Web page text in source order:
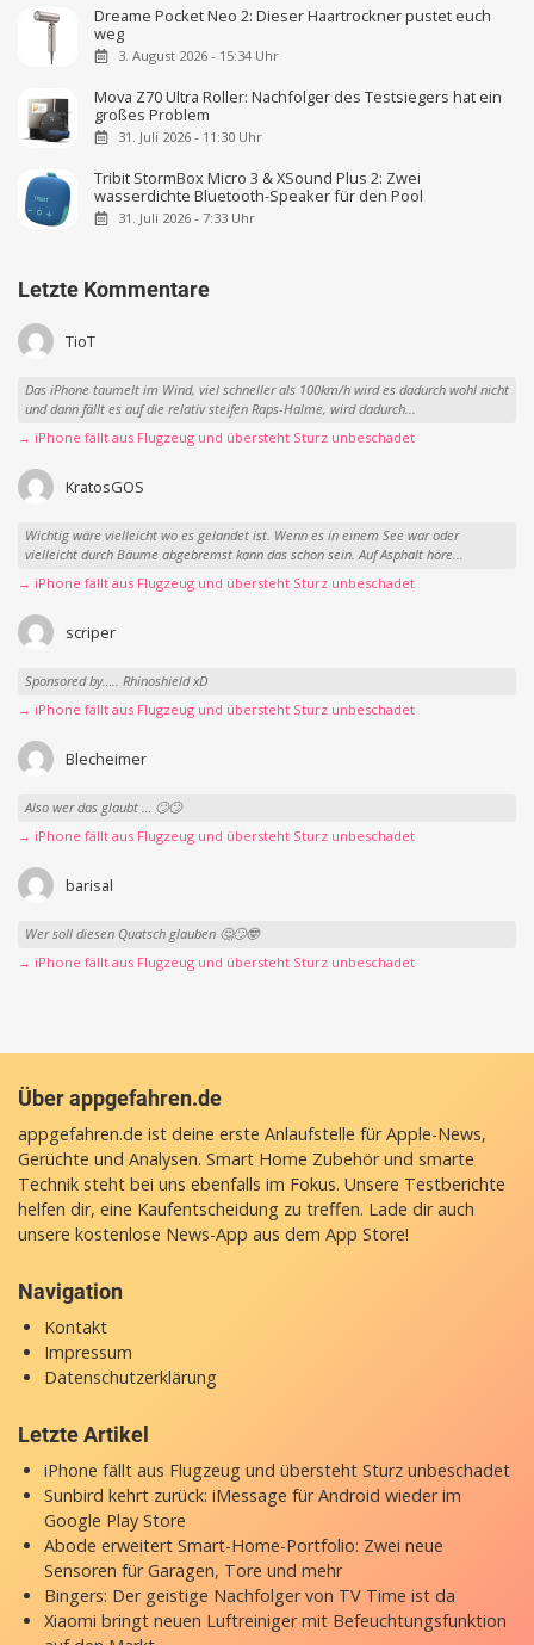
Dreame Pocket Neo 2: Dieser Haartrockner pustet euch
weg
3. August 2026 - 15:34 Uhr
Mova Z70 Ultra Roller: Nachfolger des Testsiegers hat ein
großes Problem
31. Juli 2026 - 11:30 Uhr
Tribit StormBox Micro 3 & XSound Plus 2: Zwei
wasserdichte Bluetooth-Speaker für den Pool
31. Juli 2026 - 7:33 Uhr
Letzte Kommentare
TioT
Das iPhone taumelt im Wind, viel schneller als 100km/h wird es dadurch wohl nicht
und dann fällt es auf die relativ steifen Raps-Halme, wird dadurch...
→ iPhone fällt aus Flugzeug und übersteht Sturz unbeschadet
KratosGOS
Wichtig wäre vielleicht wo es gelandet ist. Wenn es in einem See war oder
vielleicht durch Bäume abgebremst kann das schon sein. Auf Asphalt höre...
→ iPhone fällt aus Flugzeug und übersteht Sturz unbeschadet
scriper
Sponsored by….. Rhinoshield xD
→ iPhone fällt aus Flugzeug und übersteht Sturz unbeschadet
Blecheimer
Also wer das glaubt … 🙄🙄
→ iPhone fällt aus Flugzeug und übersteht Sturz unbeschadet
barisal
Wer soll diesen Quatsch glauben 🤔🙄🤓
→ iPhone fällt aus Flugzeug und übersteht Sturz unbeschadet
Über appgefahren.de
appgefahren.de ist deine erste Anlaufstelle für Apple-News,
Gerüchte und Analysen. Smart Home Zubehör und smarte
Technik steht bei uns ebenfalls im Fokus. Unsere Testberichte
helfen dir, eine Kaufentscheidung zu treffen. Lade dir auch
unsere kostenlose News-App aus dem App Store!
Navigation
Kontakt
Impressum
Datenschutzerklärung
Letzte Artikel
iPhone fällt aus Flugzeug und übersteht Sturz unbeschadet
Sunbird kehrt zurück: iMessage für Android wieder im
Google Play Store
Abode erweitert Smart-Home-Portfolio: Zwei neue
Sensoren für Garagen, Tore und mehr
Bingers: Der geistige Nachfolger von TV Time ist da
Xiaomi bringt neuen Luftreiniger mit Befeuchtungsfunktion